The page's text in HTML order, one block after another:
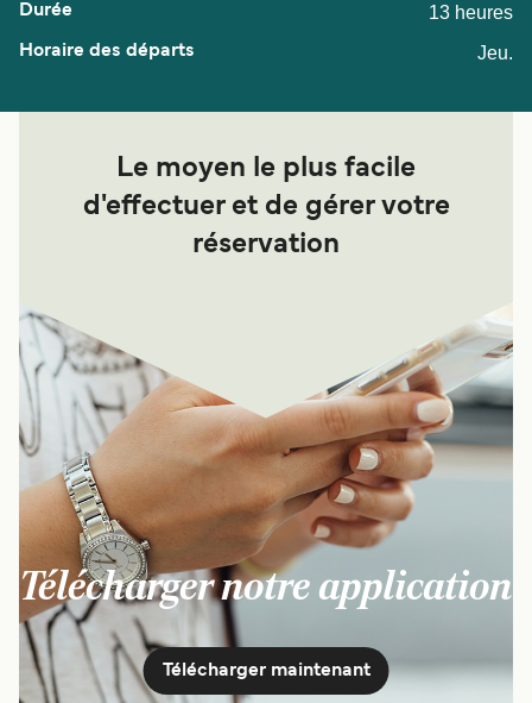
13 heures
Jeu.
Le moyen le plus facile
d'effectuer et de gérer votre
réservation
Télécharger notre application
Télécharger maintenant